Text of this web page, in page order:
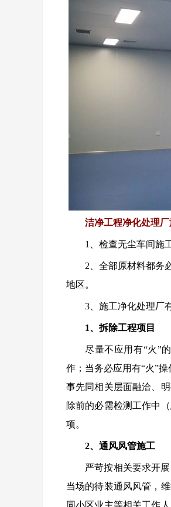
洁净工程净化处理
1、检查无尘车间施
2、全部原材料都务
地区。
3、施工净化处理厂
1、拆除工程项目
尽量不应用有“火”
作；当务必应用有“火”
事先同相关层面融洽、
除前的必需检测工作中
项。
2、通风风管施工
严苛按相关要求开
当场的待装通风风管，
同小区业主等相关工作